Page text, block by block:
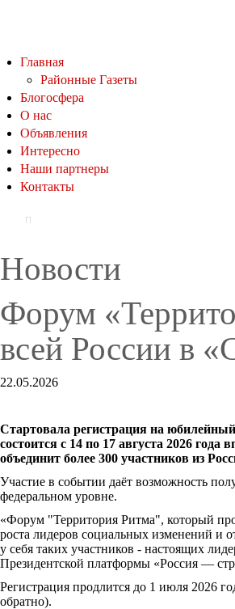
Главная
Районные Газеты
Блогосфера
О нас
Объявления
Интересно
Наши партнеры
Контакты
Новости
Форум
всей России в
22.05.2026
Стартовала регистрация на
состоится с 14 по 17 августа 2026
объединит более 300 участников из
Участие в событии даёт возможность
федеральном уровне.
«Форум "Территория Ритма", который
роста лидеров социальных изменений и
у себя таких участников - настоящих
Президентской платформы «Россия —
Регистрация продлится до 1 июля 2026
обратно).